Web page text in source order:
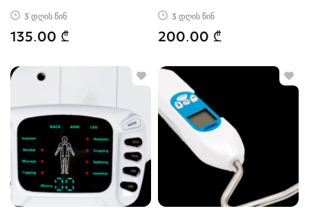
3 დღის წინ
135.00 ₾
3 დღის წინ
200.00 ₾